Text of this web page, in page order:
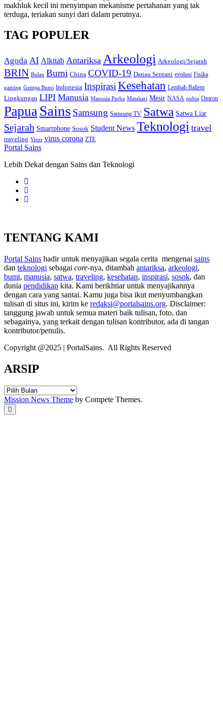
makhluk kecil ini menyimpan mekanisme pertahanan yang tak
terduga, teriakan sunyi dari dalam perutnya.
TAG POPULER
Agoda AI Alkitab Antariksa Arkeologi Arkeologi/Sejarah
BRIN Bulan Bumi China COVID-19 Danau Sentani evolusi Fisika
gaming Gempa Bumi Indonesia InspirasiKesehatan Lembah Baliem
Lingkungan LIPI Manusia Manusia Purba Matahari Mesir NASA nubia Omron
Papua Sains Samsung Samsung TV Satwa Satwa Liar
Sejarah Smartphone Sosok Student News Teknologi travel
traveling Virus virus corona ZTE
Portal Sains
Lebih Dekat dengan Sains dan Teknologi
TENTANG KAMI
Portal Sains hadir untuk menyajikan segala cerita mengenai sains
dan teknologi sebagai core-nya, ditambah antariksa, arkeologi,
bumi, manusia, satwa, traveling, kesehatan, inspirasi, sosok, dan
dunia pendidikan kita. Kami berikhtiar untuk menyajikannya
dengan cara yang santai. Kamu juga bisa ikut menyumbangkan
tulisan di situs ini, kirim ke redaksi@portalsains.org. Disclaimer:
tanggung jawab untuk semua materi baik tulisan, foto, dan
sebagainya, yang terkait dengan tulisan kontributor, ada di tangan
kontributor/penulis.
Copyright @2025 | PortalSains. All Rights Reserved
ARSIP
ARSIP
Mission News Theme by Compete Themes.
Scroll
to